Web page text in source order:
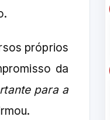
próprios
da
para a